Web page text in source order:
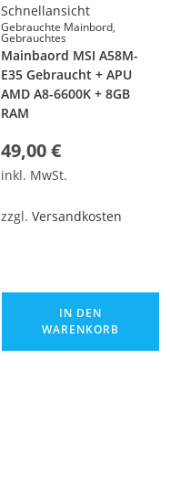
Schnellansicht
Gebrauchte Mainbord,
Gebrauchtes
Mainbaord MSI A58M-
E35 Gebraucht + APU
AMD A8-6600K + 8GB
RAM
49,00€
inkl. MwSt.
zzgl.Versandkosten
IN DEN
WARENKORB